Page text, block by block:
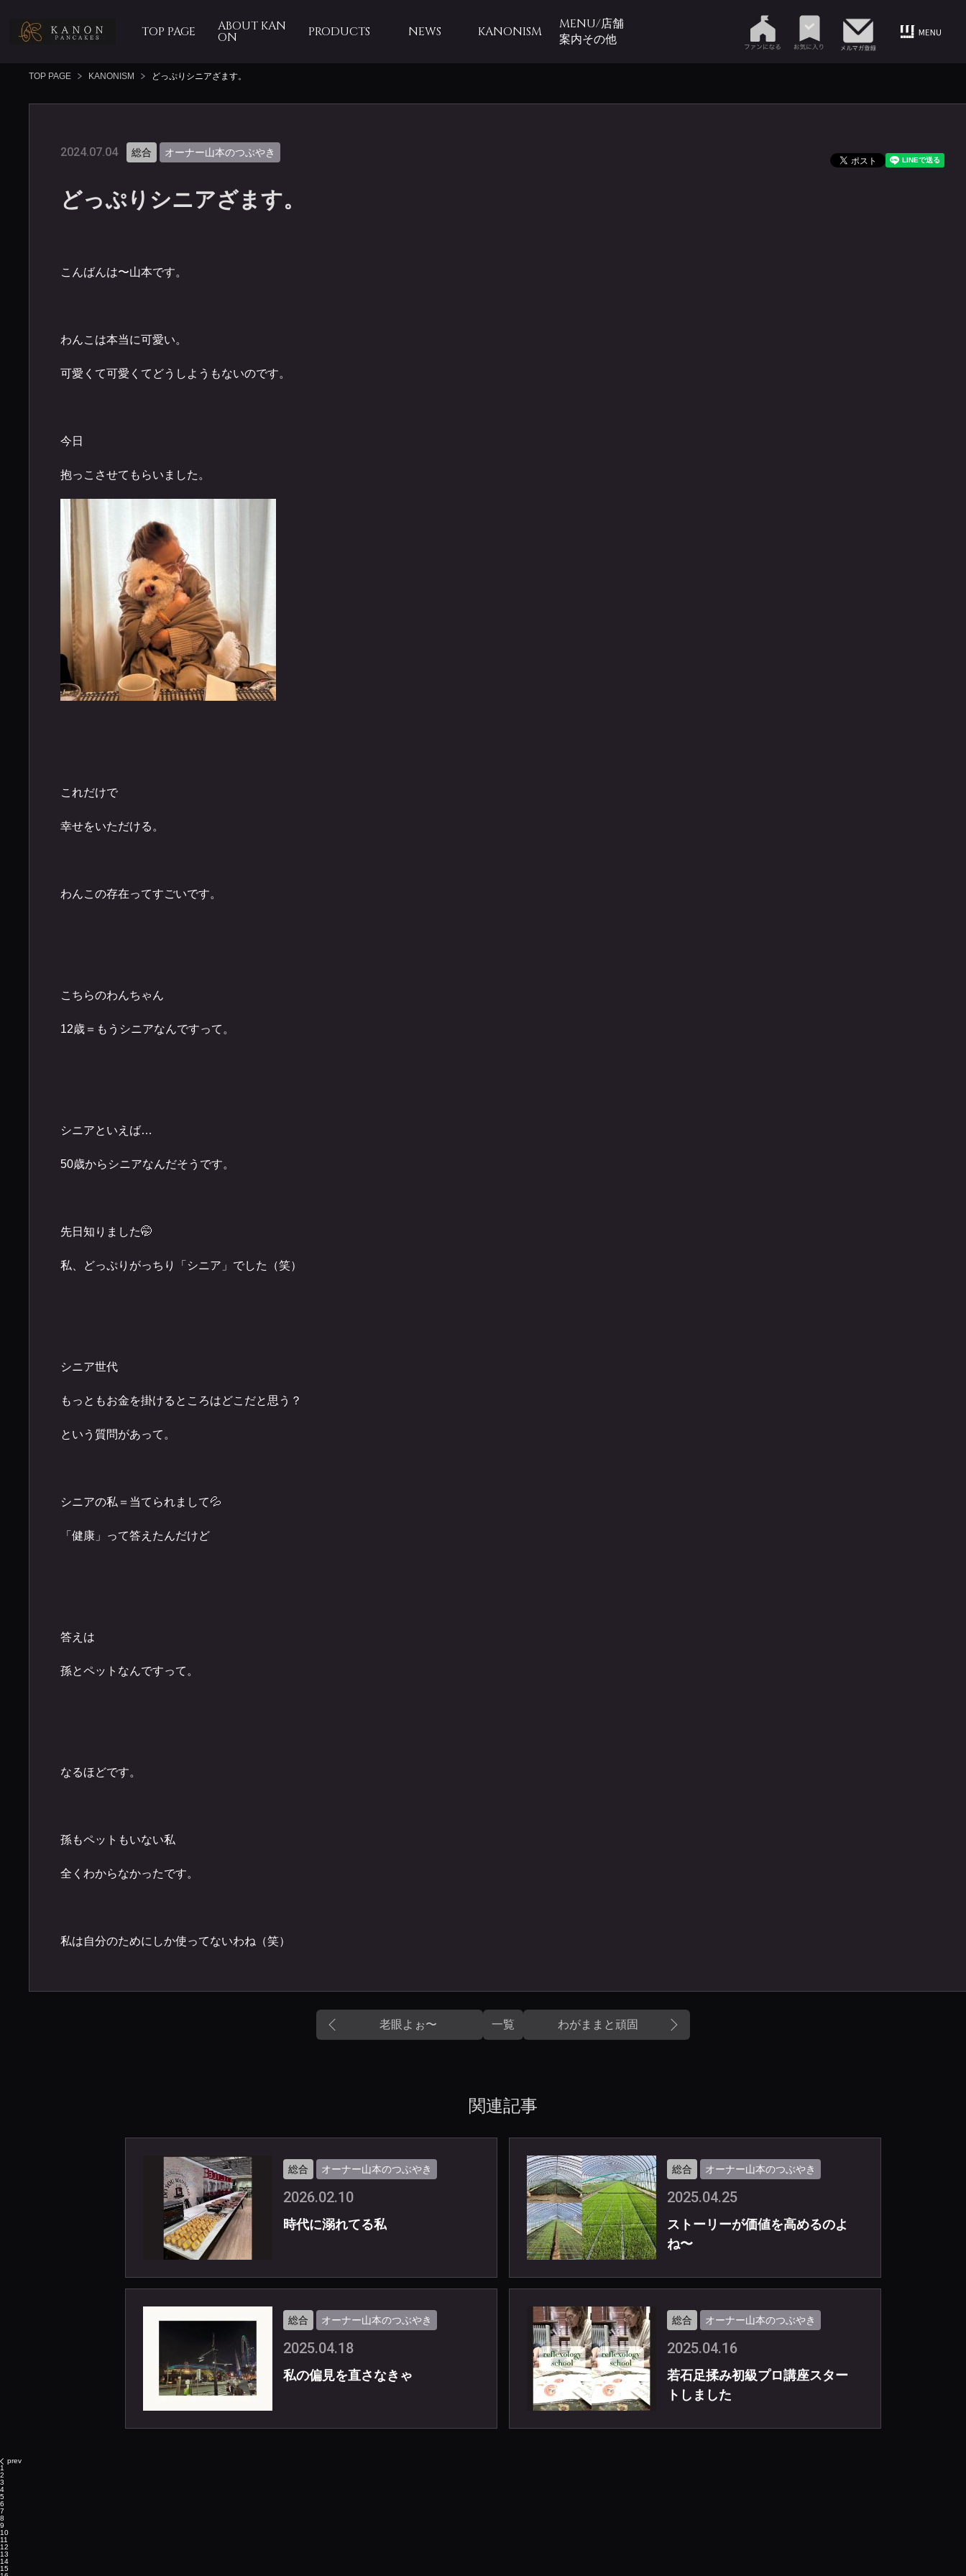
TOP PAGE ABOUT KAN
ON PRODUCTS NEWS KANONISM
MENU/店舗
案内その他
TOP PAGE KANONISM どっぷりシニアざます。
2024.07.04 総合 オーナー山本のつぶやき
どっぷりシニアざます。
こんばんは〜山本です。
わんこは本当に可愛い。
可愛くて可愛くてどうしようもないのです。
今日
抱っこさせてもらいました。
これだけで
幸せをいただける。
わんこの存在ってすごいです。
こちらのわんちゃん
12歳＝もうシニアなんですって。
シニアといえば…
50歳からシニアなんだそうです。
先日知りました🤭
私、どっぷりがっちり「シニア」でした（笑）
シニア世代
もっともお金を掛けるところはどこだと思う？
という質問があって。
シニアの私＝当てられまして💦
「健康」って答えたんだけど
答えは
孫とペットなんですって。
なるほどです。
孫もペットもいない私
全くわからなかったです。
私は自分のためにしか使ってないわね（笑）
老眼よぉ〜 一覧 わがままと頑固
関連記事
時代に溺れてる私
2026.02.10
総合 オーナー山本のつぶやき
ストーリーが価値を高めるのよ
ね〜
2025.04.25
総合 オーナー山本のつぶやき
私の偏見を直さなきゃ
2025.04.18
総合 オーナー山本のつぶやき
若石足揉み初級プロ講座スター
トしました
2025.04.16
総合 オーナー山本のつぶやき
prev
1
2
3
4
5
6
7
8
9
10
11
12
13
14
15